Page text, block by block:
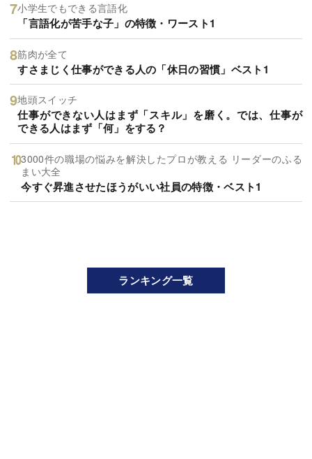
小学生でもできる言語化
「言語化が苦手な子」の特徴・ワースト1
筋肉が全て
すさまじく仕事ができる人の「休日の習慣」ベスト1
地頭スイッチ
仕事ができない人はまず「スキル」を磨く。では、仕事が
できる人はまず「何」をする？
3000件の職場の悩みを解決したプロが教える リーダーのふる
まい大全
今すぐ昇進させたほうがいい社員の特徴・ベスト1
ランキング一覧